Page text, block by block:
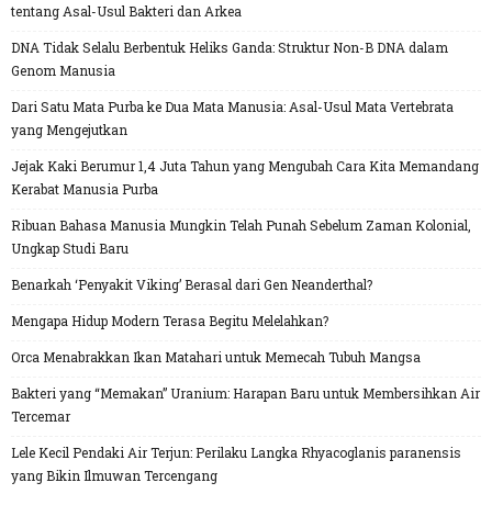
tentang Asal-Usul Bakteri dan Arkea
DNA Tidak Selalu Berbentuk Heliks Ganda: Struktur Non-B DNA dalam
Genom Manusia
Dari Satu Mata Purba ke Dua Mata Manusia: Asal-Usul Mata Vertebrata
yang Mengejutkan
Jejak Kaki Berumur 1,4 Juta Tahun yang Mengubah Cara Kita Memandang
Kerabat Manusia Purba
Ribuan Bahasa Manusia Mungkin Telah Punah Sebelum Zaman Kolonial,
Ungkap Studi Baru
Benarkah ‘Penyakit Viking’ Berasal dari Gen Neanderthal?
Mengapa Hidup Modern Terasa Begitu Melelahkan?
Orca Menabrakkan Ikan Matahari untuk Memecah Tubuh Mangsa
Bakteri yang “Memakan” Uranium: Harapan Baru untuk Membersihkan Air
Tercemar
Lele Kecil Pendaki Air Terjun: Perilaku Langka Rhyacoglanis paranensis
yang Bikin Ilmuwan Tercengang